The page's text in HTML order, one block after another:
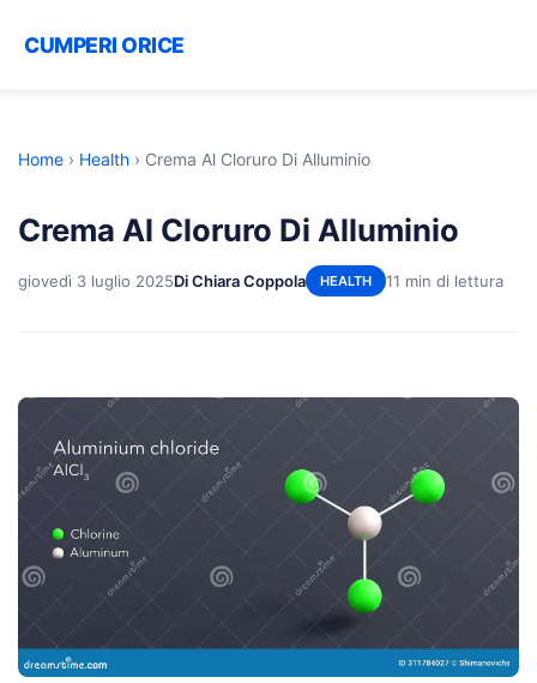
CUMPERI ORICE
Home › Health › Crema Al Cloruro Di Alluminio
Crema Al Cloruro Di Alluminio
giovedì 3 luglio 2025Di Chiara Coppola HEALTH 11 min di lettura